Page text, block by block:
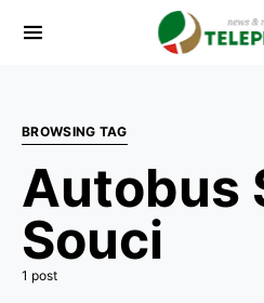
BROWSING TAG
Autobus
Souci
1 post